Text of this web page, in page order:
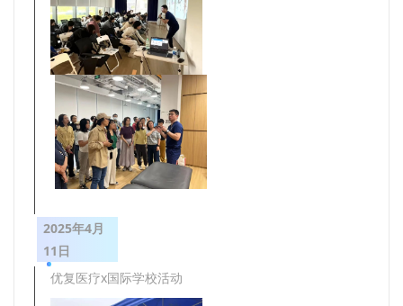
2025年4月
11日
优复医疗x国际学校活动